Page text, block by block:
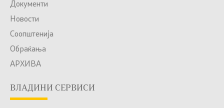
Документи
Новости
Соопштенија
Обраќања
АРХИВА
ВЛАДИНИ СЕРВИСИ